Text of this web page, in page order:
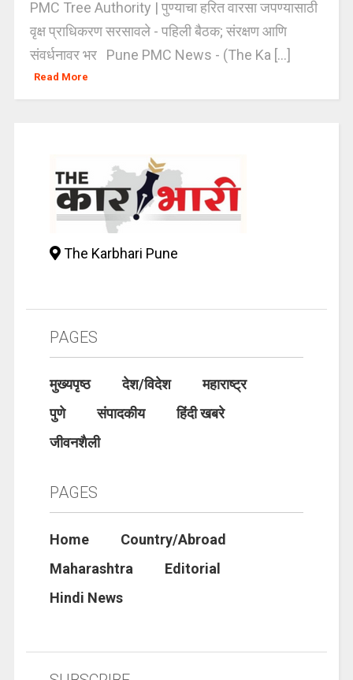
PMC Tree Authority | पुण्याचा हरित वारसा जपण्यासाठी
वृक्ष प्राधिकरण सरसावले - पहिली बैठक; संरक्षण आणि
संवर्धनावर भर Pune PMC News - (The Ka [...]
Read More
The Karbhari Pune
PAGES
मुख्यपृष्ठ देश/विदेश
महाराष्ट्र
पुणे
संपादकीय
हिंदी खबरे
जीवनशैली
PAGES
Home
Country/Abroad
Maharashtra
Editorial
Hindi News